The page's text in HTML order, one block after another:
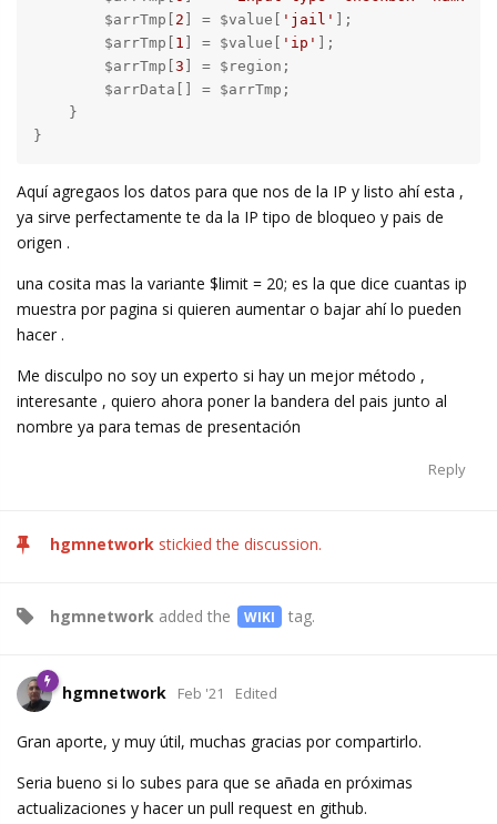
        $arrTmp[
2 ] = $value[ 'jail'
];
        $arrTmp[
1 ] = $value[ 'ip'
];
        $arrTmp[
3 ] = $region;
        $arrData[] = $arrTmp;
    }
}
Aquí agregaos los datos para que nos de la IP y listo ahí esta ,
ya sirve perfectamente te da la IP tipo de bloqueo y pais de
origen .
una cosita mas la variante $limit = 20; es la que dice cuantas ip
muestra por pagina si quieren aumentar o bajar ahí lo pueden
hacer .
Me disculpo no soy un experto si hay un mejor método ,
interesante , quiero ahora poner la bandera del pais junto al
nombre ya para temas de presentación
Reply
hgmnetwork stickied the discussion.
hgmnetwork added the WIKI tag.
hgmnetwork Feb '21 Edited
Gran aporte, y muy útil, muchas gracias por compartirlo.
Seria bueno si lo subes para que se añada en próximas
actualizaciones y hacer un pull request en github.